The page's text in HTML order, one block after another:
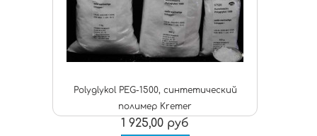
Polyglykol PEG-1500, синтетический
полимер Kremer
1 925,00 руб